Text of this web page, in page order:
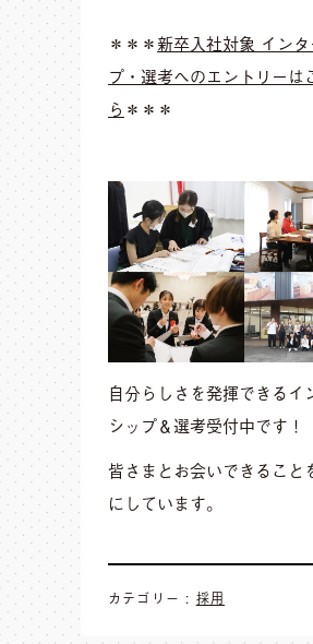
＊＊＊新卒入社対象 インタ
プ・選考へのエントリーは
ら ＊＊＊
自分らしさを発揮できるイ
シップ＆選考受付中です！
皆さまとお会いできること
にしています。
カテゴリー : 採用